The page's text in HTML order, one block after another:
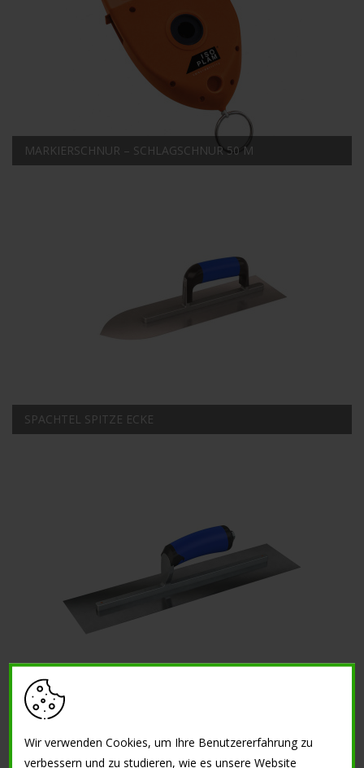
MARKIERSCHNUR – SCHLAGSCHNUR 50 M
SPACHTEL SPITZE ECKE
KELLE VIERKANTSPITZEN GERADER GRIFF
Wir verwenden Cookies, um Ihre Benutzererfahrung zu
verbessern und zu studieren, wie es unsere Website